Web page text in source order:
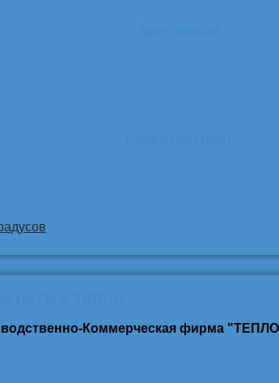
Коммерческая фирма